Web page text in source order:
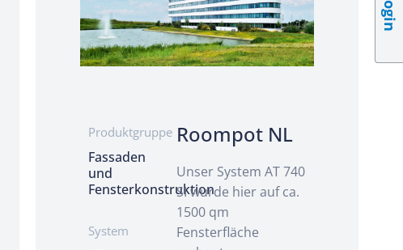
Produktgruppe
Fassaden
und
Fensterkonstruktion
System
Roompot NL
Unser System AT 740
SI wurde hier auf ca.
1500 qm
Fensterfläche
Login